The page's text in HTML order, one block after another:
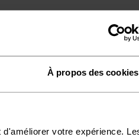
À propos des cookies
votre expérience.
L'AIR